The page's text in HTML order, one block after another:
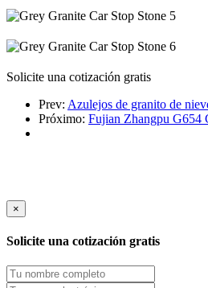
Solicite una cotización gratis
Prev: Azulejos de granito de
Próximo: Fujian Zhangpu G654
×
Solicite una cotización gratis